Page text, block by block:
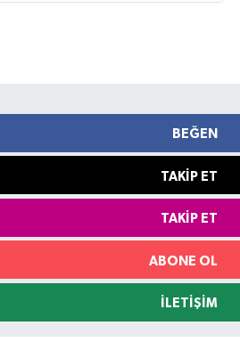
BEĞEN
TAKIP ET
TAKIP ET
ABONE OL
İLETIŞIM